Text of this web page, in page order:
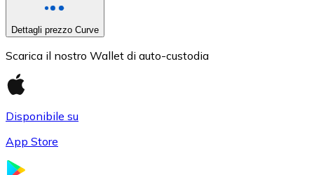
Dettagli prezzo Curve
Scarica il nostro Wallet di auto-custodia
Disponibile su
App Store